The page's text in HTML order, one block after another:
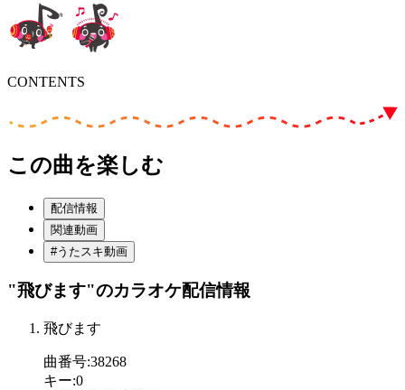
CONTENTS
この曲を楽しむ
配信情報
関連動画
#うたスキ動画
"飛びます"のカラオケ配信情報
飛びます
曲番号:38268
キー:0